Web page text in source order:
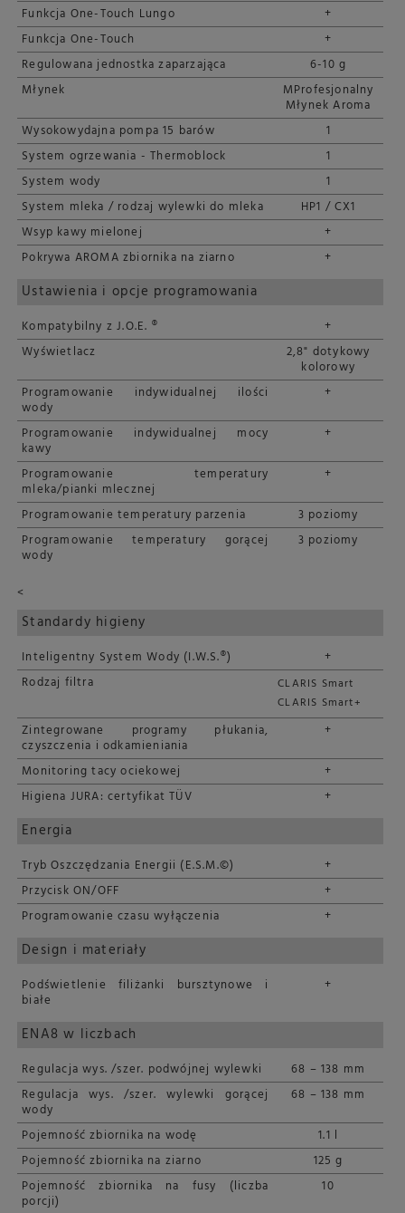
Funkcja One-Touch Lungo
+
Funkcja One-Touch
+
Regulowana jednostka zaparzająca
6-10 g
Młynek
MProfesjonalny
Młynek Aroma
Wysokowydajna pompa 15 barów
1
System ogrzewania - Thermoblock
1
System wody
1
System mleka / rodzaj wylewki do mleka
HP1 / CX1
Wsyp kawy mielonej
+
Pokrywa AROMA zbiornika na ziarno
+
Ustawienia i opcje programowania
Kompatybilny z J.O.E. ®
+
Wyświetlacz
2,8" dotykowy
kolorowy
Programowanie indywidualnej ilości
wody
+
Programowanie indywidualnej mocy
kawy
+
Programowanie temperatury
mleka/pianki mlecznej
+
Programowanie temperatury parzenia
3 poziomy
Programowanie temperatury gorącej
wody
3 poziomy
<
Standardy higieny
Inteligentny System Wody (I.W.S.®)
+
Rodzaj filtra
CLARIS Smart
CLARIS Smart+
Zintegrowane programy płukania,
czyszczenia i odkamieniania
+
Monitoring tacy ociekowej
+
Higiena JURA: certyfikat TÜV
+
Energia
Tryb Oszczędzania Energii (E.S.M.©)
+
Przycisk ON/OFF
+
Programowanie czasu wyłączenia
+
Design i materiały
Podświetlenie filiżanki bursztynowe i
białe
+
ENA8 w liczbach
Regulacja wys. /szer. podwójnej wylewki
68 – 138 mm
Regulacja wys. /szer. wylewki gorącej
wody
68 – 138 mm
Pojemność zbiornika na wodę
1.1 l
Pojemność zbiornika na ziarno
125 g
Pojemność zbiornika na fusy (liczba
porcji)
10